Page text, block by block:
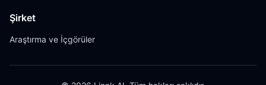
Şirket
Araştırma ve İçgörüler